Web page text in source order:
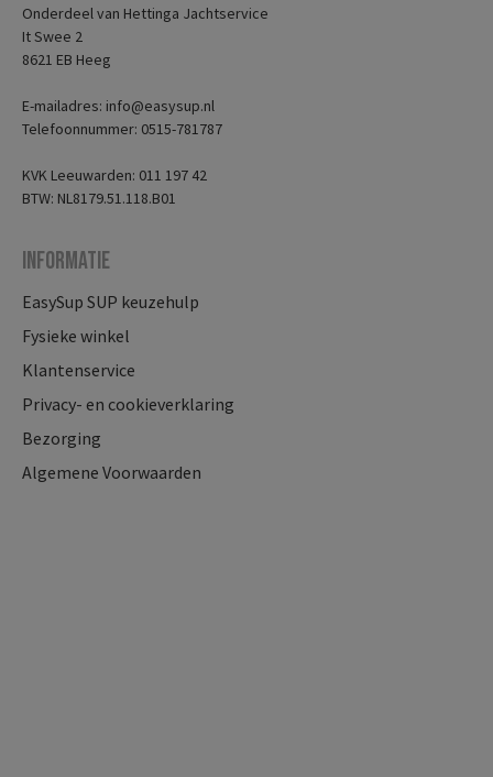
Onderdeel van Hettinga Jachtservice
It Swee 2
8621 EB Heeg
E-mailadres: info@easysup.nl
Telefoonnummer: 0515-781787
KVK Leeuwarden: 011 197 42
BTW: NL8179.51.118.B01
Informatie
EasySup SUP keuzehulp
Fysieke winkel
Klantenservice
Privacy- en cookieverklaring
Bezorging
Algemene Voorwaarden